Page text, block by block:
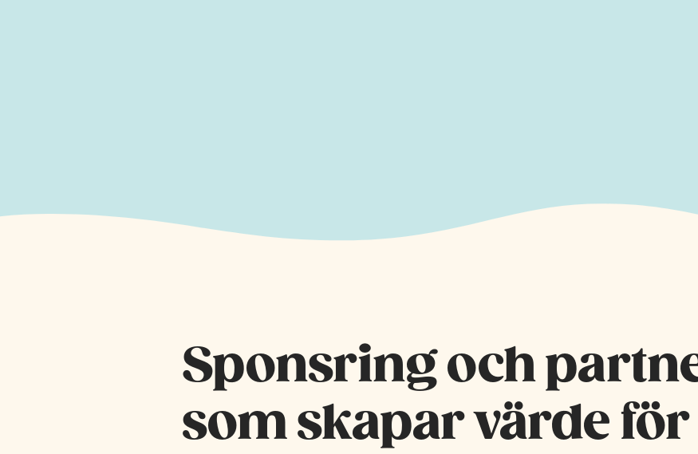
Sponsring och
som skapar värde